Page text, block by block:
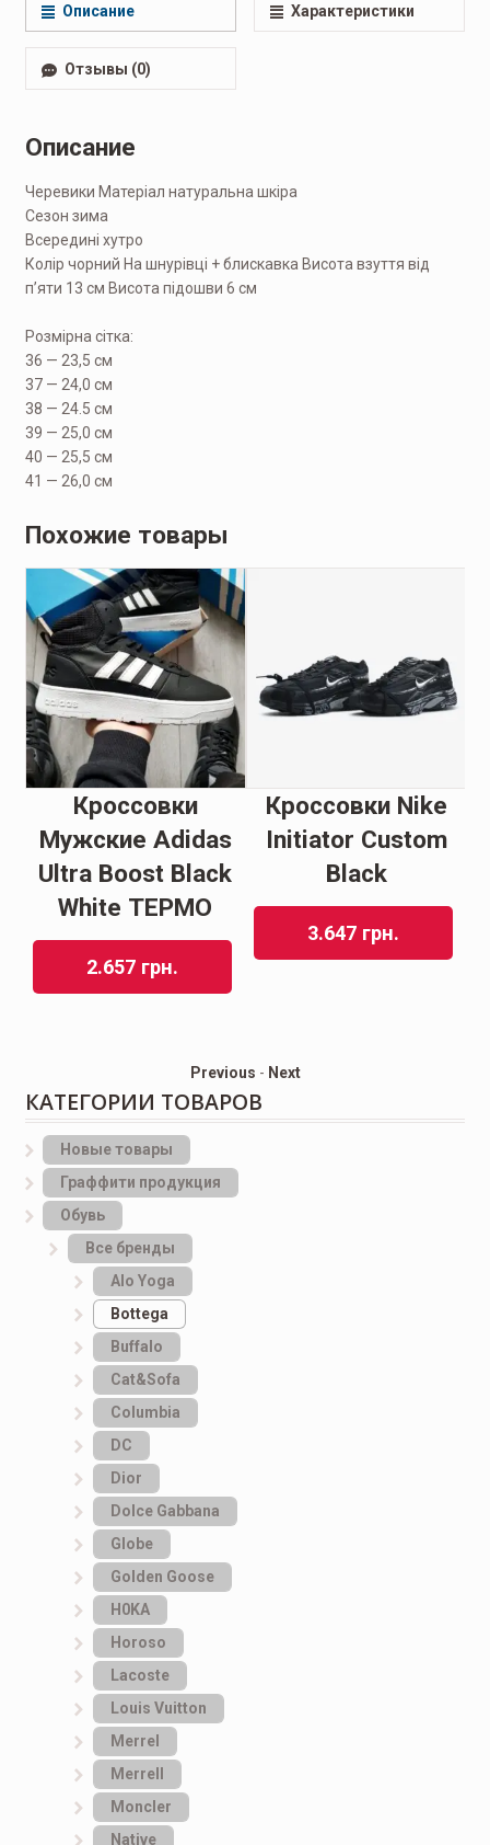
Описание Характеристики
Отзывы (0)
Описание
Черевики Матеріал натуральна шкіра
Сезон зима
Всередині хутро
Колір чорний На шнурівці + блискавка Висота взуття від
п’яти 13 см Висота підошви 6 см
Розмірна сітка:
36 — 23,5 см
37 — 24,0 см
38 — 24.5 см
39 — 25,0 см
40 — 25,5 см
41 — 26,0 см
Похожие товары
Кроссовки
Мужские Adidas
Ultra Boost Black
White ТЕРМО
2.657 грн.
Кроссовки Nike
Initiator Custom
Black
3.647 грн.
Previous - Next
КАТЕГОРИИ ТОВАРОВ
Новые товары
Граффити продукция
Обувь
Все бренды
Alo Yoga
Bottеga
Buffalo
Cat&Sofa
Columbia
DC
Dior
Dolce Gabbana
Globe
Golden Goose
H0KA
Horoso
Lacoste
Louis Vuitton
Merrel
Merrell
Moncler
Native